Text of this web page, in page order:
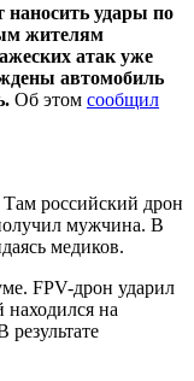
наносить удары по
жителям
атак уже
автомобиль
Об этом сообщил
российский дрон
мужчина. В
медиков.
FPV-дрон ударил
на